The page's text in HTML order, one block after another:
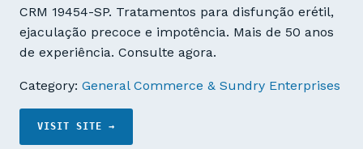
CRM 19454-SP. Tratamentos para disfunção erétil,
ejaculação precoce e impotência. Mais de 50 anos
de experiência. Consulte agora.
Category: General Commerce & Sundry Enterprises
VISIT SITE →